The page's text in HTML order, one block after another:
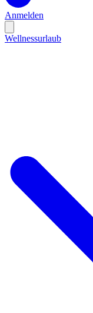
Anmelden
Wellnessurlaub